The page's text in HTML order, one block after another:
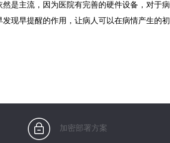
是主流，因为医院有完善的硬件设备，对于
现早提醒的作用，让病人可以在病情产生的
加密部署方案